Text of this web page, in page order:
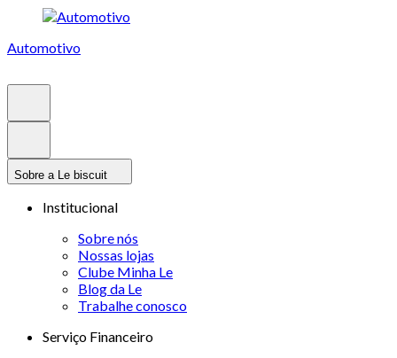
Automotivo
Sobre a Le biscuit
Institucional
Sobre nós
Nossas lojas
Clube Minha Le
Blog da Le
Trabalhe conosco
Serviço Financeiro